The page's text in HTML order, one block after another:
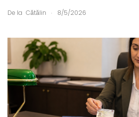
De la Cătălin . 8/5/2026